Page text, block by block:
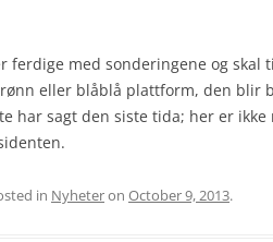
ferdige med sonderingene og
eller blåblå plattform, den blir
har sagt den siste tida; her er
in Nyheteron October 9, 2013.